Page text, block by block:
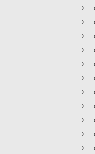
›
›
›
›
›
›
›
›
›
›
›